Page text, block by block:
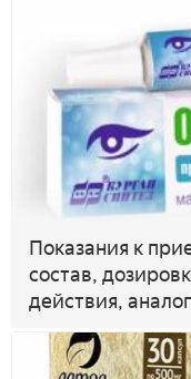
Показания к
состав,
действия,